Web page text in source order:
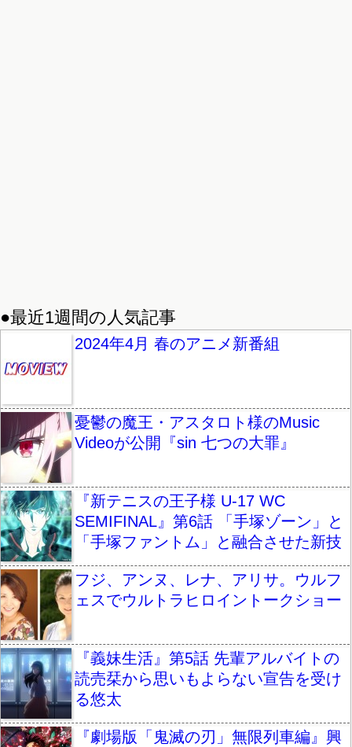
●最近1週間の人気記事
2024年4月 春のアニメ新番組
憂鬱の魔王・アスタロト様のMusic
Videoが公開『sin 七つの大罪』
『新テニスの王子様 U-17 WC
SEMIFINAL』第6話 「手塚ゾーン」と
「手塚ファントム」と融合させた新技
フジ、アンヌ、レナ、アリサ。ウルフ
ェスでウルトラヒロイントークショー
『義妹生活』第5話 先輩アルバイトの
読売栞から思いもよらない宣告を受け
る悠太
『劇場版「鬼滅の刃」無限列車編』興